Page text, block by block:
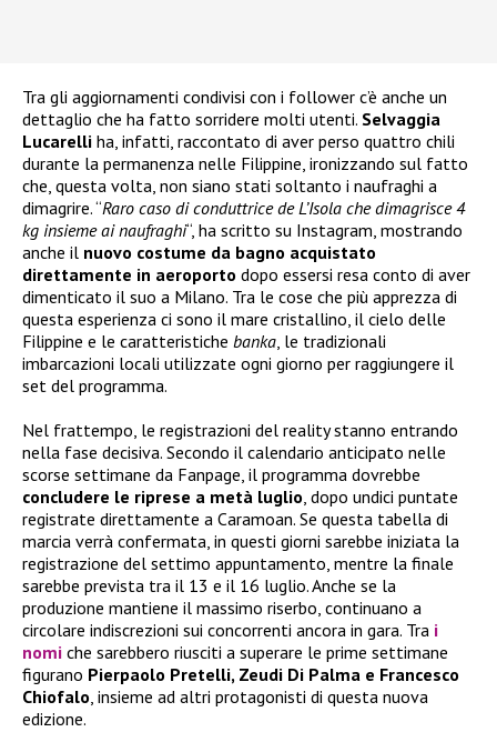
Tra gli aggiornamenti condivisi con i follower c’è anche un
dettaglio che ha fatto sorridere molti utenti. Selvaggia
Lucarelli ha, infatti, raccontato di aver perso quattro chili
durante la permanenza nelle Filippine, ironizzando sul fatto
che, questa volta, non siano stati soltanto i naufraghi a
dimagrire. “Raro caso di conduttrice de L’Isola che dimagrisce 4
kg insieme ai naufraghi“, ha scritto su Instagram, mostrando
anche il nuovo costume da bagno acquistato
direttamente in aeroporto dopo essersi resa conto di aver
dimenticato il suo a Milano. Tra le cose che più apprezza di
questa esperienza ci sono il mare cristallino, il cielo delle
Filippine e le caratteristiche banka , le tradizionali
imbarcazioni locali utilizzate ogni giorno per raggiungere il
set del programma.
Nel frattempo, le registrazioni del reality stanno entrando
nella fase decisiva. Secondo il calendario anticipato nelle
scorse settimane da Fanpage, il programma dovrebbe
concludere le riprese a metà luglio , dopo undici puntate
registrate direttamente a Caramoan. Se questa tabella di
marcia verrà confermata, in questi giorni sarebbe iniziata la
registrazione del settimo appuntamento, mentre la finale
sarebbe prevista tra il 13 e il 16 luglio. Anche se la
produzione mantiene il massimo riserbo, continuano a
circolare indiscrezioni sui concorrenti ancora in gara. Tra i
nomi che sarebbero riusciti a superare le prime settimane
figurano Pierpaolo Pretelli, Zeudi Di Palma e Francesco
Chiofalo , insieme ad altri protagonisti di questa nuova
edizione.